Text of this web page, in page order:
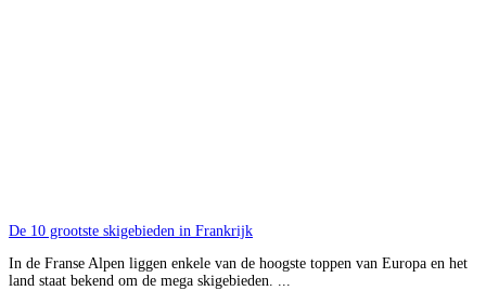
De 10 grootste skigebieden in Frankrijk
In de Franse Alpen liggen enkele van de hoogste toppen van Europa en het
land staat bekend om de mega skigebieden. ...